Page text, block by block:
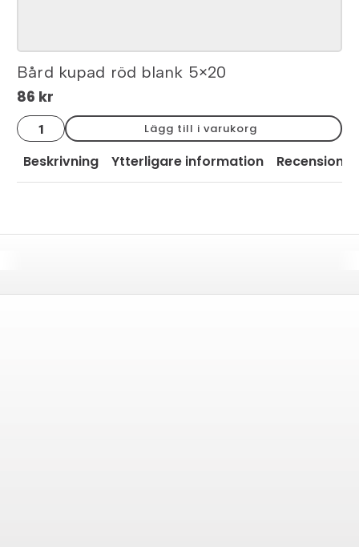
Bård kupad röd blank 5×20
86 kr
Bård
kupad
röd
blank
5x20
mängd
Lägg till i varukorg
Beskrivning Ytterligare information